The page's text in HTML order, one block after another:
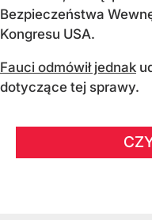
Bezpieczeństwa
Kongresu USA.
Fauci odmówił jednak
dotyczące tej sprawy.